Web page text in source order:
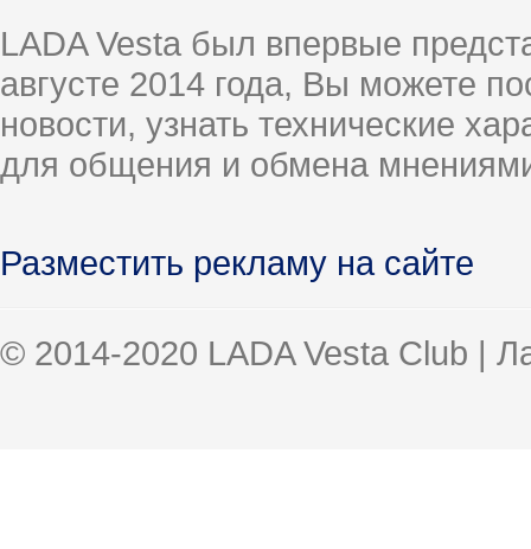
LADA Vesta был впервые
августе 2014 года, Вы можете
новости, узнать технические
для общения и обмена
Разместить рекламу на сайте
© 2014-2020 LADA Vesta Club |